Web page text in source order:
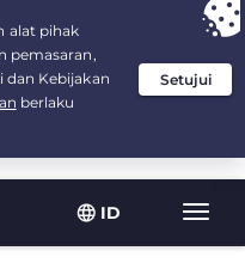
ID
years at $